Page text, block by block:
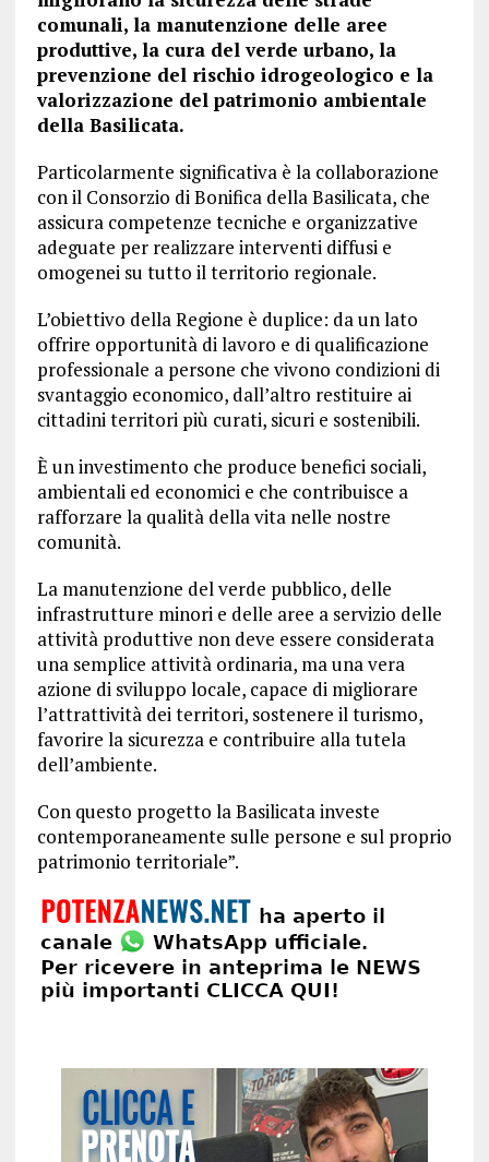
comunali, la manutenzione delle aree
produttive, la cura del verde urbano, la
prevenzione del rischio idrogeologico e la
valorizzazione del patrimonio ambientale
della Basilicata.
Particolarmente significativa è la collaborazione
con il Consorzio di Bonifica della Basilicata, che
assicura competenze tecniche e organizzative
adeguate per realizzare interventi diffusi e
omogenei su tutto il territorio regionale.
L’obiettivo della Regione è duplice: da un lato
offrire opportunità di lavoro e di qualificazione
professionale a persone che vivono condizioni di
svantaggio economico, dall’altro restituire ai
cittadini territori più curati, sicuri e sostenibili.
È un investimento che produce benefici sociali,
ambientali ed economici e che contribuisce a
rafforzare la qualità della vita nelle nostre
comunità.
La manutenzione del verde pubblico, delle
infrastrutture minori e delle aree a servizio delle
attività produttive non deve essere considerata
una semplice attività ordinaria, ma una vera
azione di sviluppo locale, capace di migliorare
l’attrattività dei territori, sostenere il turismo,
favorire la sicurezza e contribuire alla tutela
dell’ambiente.
Con questo progetto la Basilicata investe
contemporaneamente sulle persone e sul proprio
patrimonio territoriale”.